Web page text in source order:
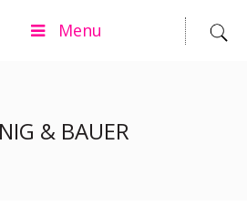
Menu
& BAUER